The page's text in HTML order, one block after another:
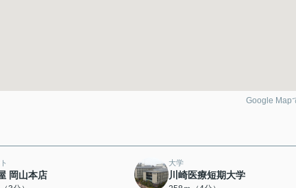
Google Map
岡山本店
大学
川崎医療短期大学